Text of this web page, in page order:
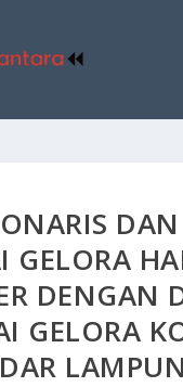
GELORA
DENGAN
GELORA